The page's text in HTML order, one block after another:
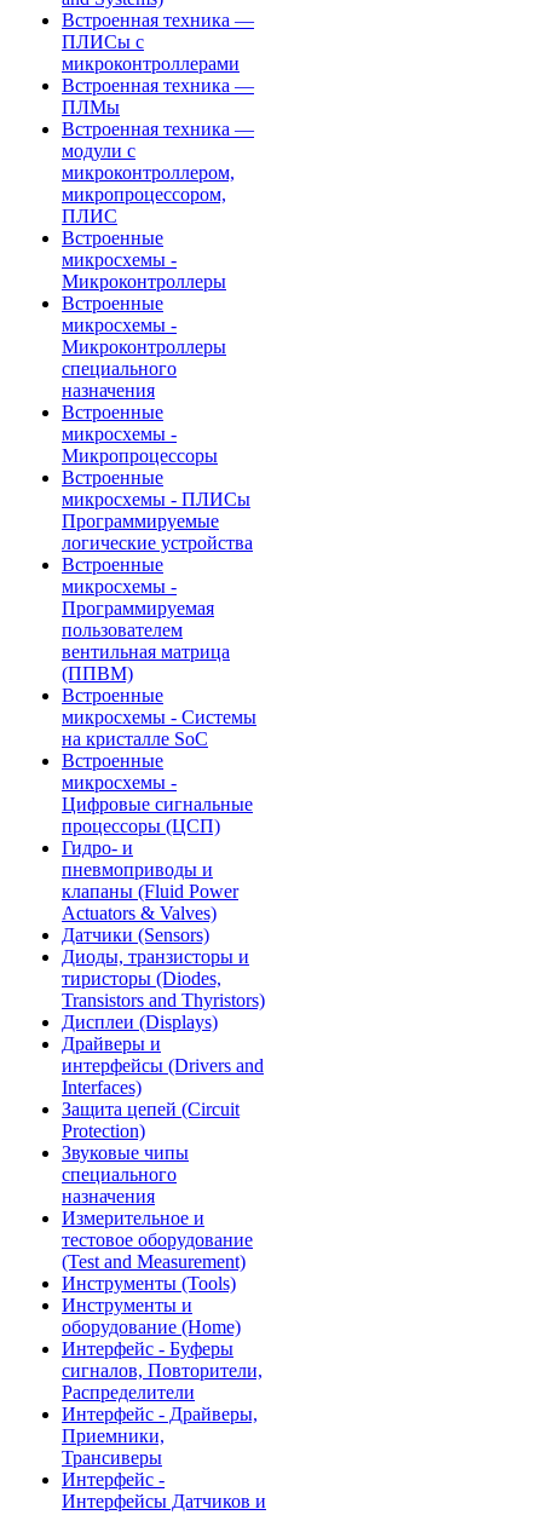
Встроенная техника —
ПЛИСы с
микроконтроллерами
Встроенная техника —
ПЛМы
Встроенная техника —
модули с
микроконтроллером,
микропроцессором,
ПЛИС
Встроенные
микросхемы -
Микроконтроллеры
Встроенные
микросхемы -
Микроконтроллеры
специального
назначения
Встроенные
микросхемы -
Микропроцессоры
Встроенные
микросхемы - ПЛИСы
Программируемые
логические устройства
Встроенные
микросхемы -
Программируемая
пользователем
вентильная матрица
(ППВМ)
Встроенные
микросхемы - Системы
на кристалле SoC
Встроенные
микросхемы -
Цифровые сигнальные
процессоры (ЦСП)
Гидро- и
пневмоприводы и
клапаны (Fluid Power
Actuators & Valves)
Датчики (Sensors)
Диоды, транзисторы и
тиристоры (Diodes,
Transistors and Thyristors)
Дисплеи (Displays)
Драйверы и
интерфейсы (Drivers and
Interfaces)
Защита цепей (Circuit
Protection)
Звуковые чипы
специального
назначения
Измерительное и
тестовое оборудование
(Test and Measurement)
Инструменты (Tools)
Инструменты и
оборудование (Home)
Интерфейс - Буферы
сигналов, Повторители,
Распределители
Интерфейс - Драйверы,
Приемники,
Трансиверы
Интерфейс -
Интерфейсы Датчиков и